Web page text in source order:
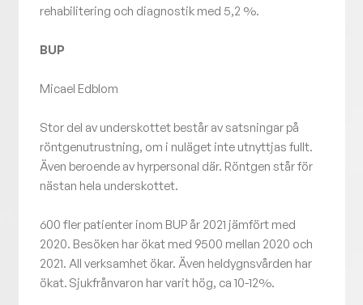
rehabilitering och diagnostik med 5,2 %.
BUP
Micael Edblom
Stor del av underskottet består av satsningar på
röntgenutrustning, om i nuläget inte utnyttjas fullt.
Även beroende av hyrpersonal där. Röntgen står för
nästan hela underskottet.
600 fler patienter inom BUP år 2021 jämfört med
2020. Besöken har ökat med 9500 mellan 2020 och
2021. All verksamhet ökar. Även heldygnsvården har
ökat. Sjukfrånvaron har varit hög, ca 10-12%.